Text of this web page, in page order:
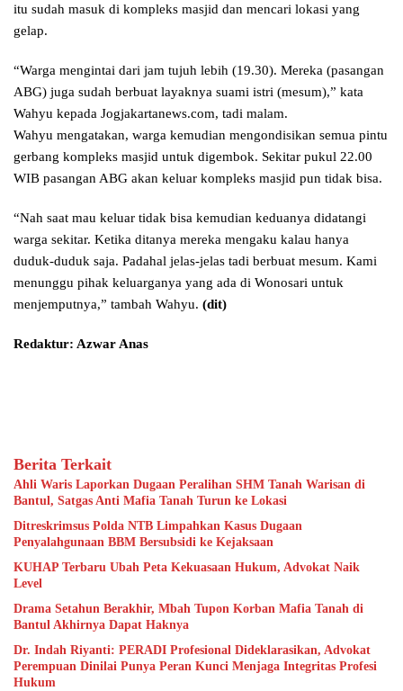
itu sudah masuk di kompleks masjid dan mencari lokasi yang
gelap.
“Warga mengintai dari jam tujuh lebih (19.30). Mereka (pasangan
ABG) juga sudah berbuat layaknya suami istri (mesum),” kata
Wahyu kepada Jogjakartanews.com, tadi malam.
Wahyu mengatakan, warga kemudian mengondisikan semua pintu
gerbang kompleks masjid untuk digembok. Sekitar pukul 22.00
WIB pasangan ABG akan keluar kompleks masjid pun tidak bisa.
“Nah saat mau keluar tidak bisa kemudian keduanya didatangi
warga sekitar. Ketika ditanya mereka mengaku kalau hanya
duduk-duduk saja. Padahal jelas-jelas tadi berbuat mesum. Kami
menunggu pihak keluarganya yang ada di Wonosari untuk
menjemputnya,” tambah Wahyu. (dit)
Redaktur: Azwar Anas
Berita Terkait
Ahli Waris Laporkan Dugaan Peralihan SHM Tanah Warisan di
Bantul, Satgas Anti Mafia Tanah Turun ke Lokasi
Ditreskrimsus Polda NTB Limpahkan Kasus Dugaan
Penyalahgunaan BBM Bersubsidi ke Kejaksaan
KUHAP Terbaru Ubah Peta Kekuasaan Hukum, Advokat Naik
Level
Drama Setahun Berakhir, Mbah Tupon Korban Mafia Tanah di
Bantul Akhirnya Dapat Haknya
Dr. Indah Riyanti: PERADI Profesional Dideklarasikan, Advokat
Perempuan Dinilai Punya Peran Kunci Menjaga Integritas Profesi
Hukum